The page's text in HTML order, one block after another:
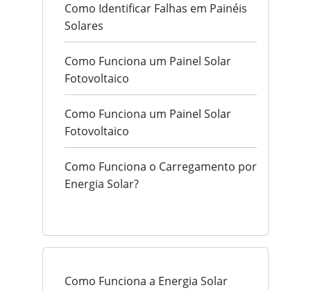
Como Identificar Falhas em Painéis
Solares
Como Funciona um Painel Solar
Fotovoltaico
Como Funciona um Painel Solar
Fotovoltaico
Como Funciona o Carregamento por
Energia Solar?
Como Funciona a Energia Solar